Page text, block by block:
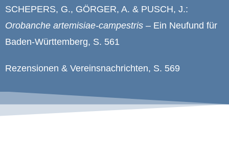
SCHEPERS, G., GÖRGER, A. & PUSCH, J.:
Orobanche artemisiae-campestris – Ein Neufund für
Baden-Württemberg, S. 561
Rezensionen & Vereinsnachrichten, S. 569